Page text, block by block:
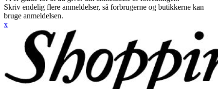
Skriv endelig flere anmeldelser, så forbrugerne og butikkerne kan
bruge anmeldelsen.
x